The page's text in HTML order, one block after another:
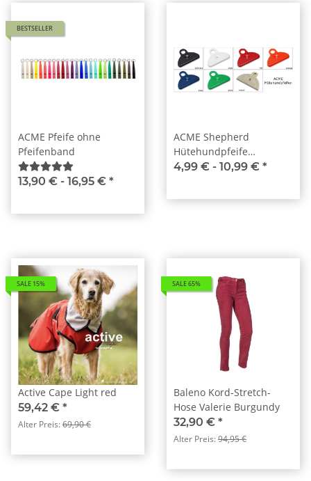
BESTSELLER
ACME Pfeife ohne
Pfeifenband
13,90 € - 16,95 € *
ACME Shepherd
Hütehundpfeife
Hundepfeife Hütepfeife
4,99 € - 10,99 € *
SALE 15%
Active Cape Light red
59,42 € *
Alter Preis:69,90 €
SALE 65%
Baleno Kord-Stretch-
Hose Valerie Burgundy
32,90 € *
Alter Preis:94,95 €